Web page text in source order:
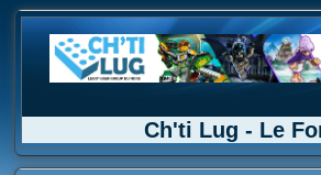
Ch'ti Lug - Le